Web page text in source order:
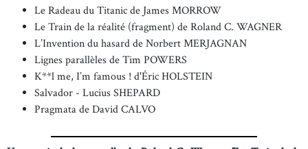
Le Radeau du Titanic de James MORROW
Le Train de la réalité (fragment) de Roland C. WAGNER
L’Invention du hasard de Norbert MERJAGNAN
Lignes parallèles de Tim POWERS
K**l me, I’m famous ! d'Éric HOLSTEIN
Salvador - Lucius SHEPARD
Pragmata de David CALVO